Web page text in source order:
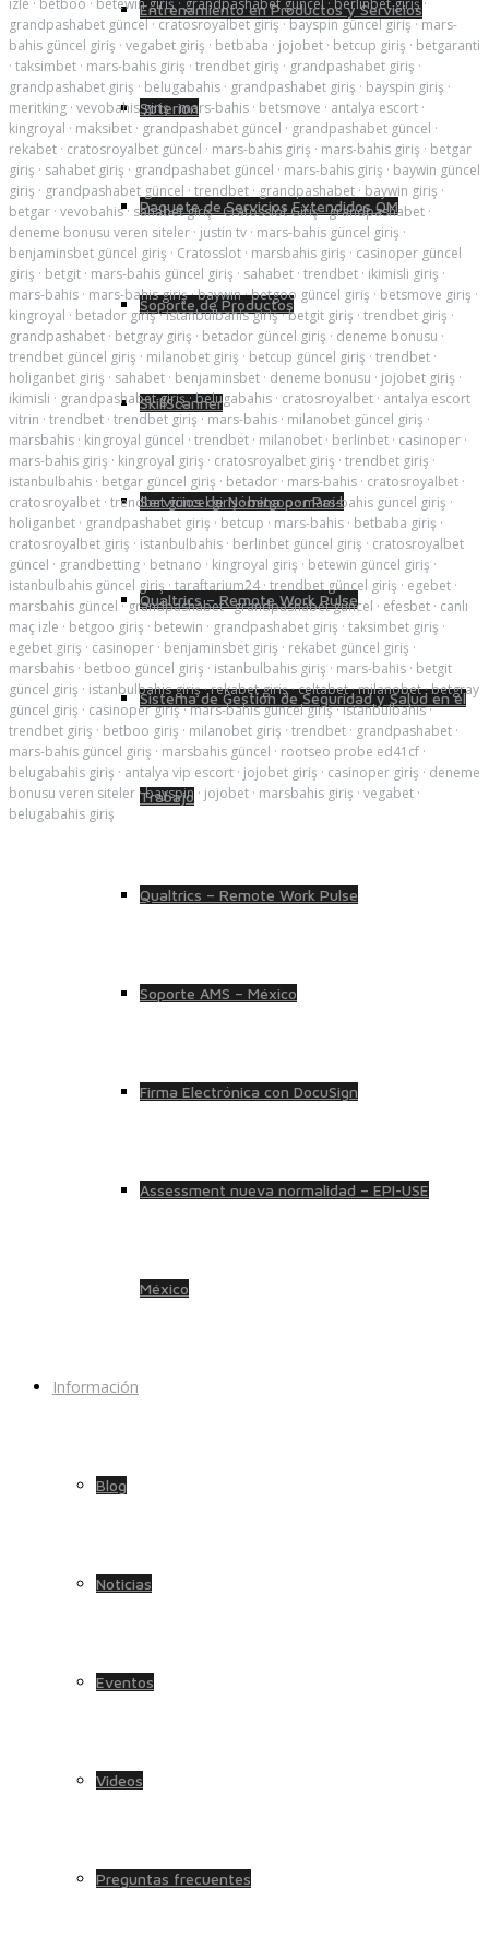
Entrenamiento en Productos y Servicios
Soterion
Paquete de Servicios Extendidos QM
Soporte de Productos
SkillScanner
Servicios de Nómina por País
Qualtrics – Remote Work Pulse
Sistema de Gestión de Seguridad y Salud en el
Trabajo
Qualtrics – Remote Work Pulse
Soporte AMS – México
Firma Electrónica con DocuSign
Assessment nueva normalidad – EPI-USE
México
Información
Blog
Noticias
Eventos
Videos
Preguntas frecuentes
izle · betboo · betewin giriş·grandpashabet güncel·berlinbet giriş·
grandpashabet güncel·cratosroyalbet giriş·bayspin güncel giriş·mars-
bahis güncel giriş · vegabet giriş · betbaba · jojobet · betcup giriş · betgaranti
· taksimbet · mars-bahis giriş · trendbet giriş · grandpashabet giriş ·
grandpashabet giriş · belugabahis · grandpashabet giriş · bayspin giriş ·
meritking · vevobahis giriş·mars-bahis · betsmove · antalya escort ·
kingroyal · maksibet · grandpashabet güncel · grandpashabet güncel ·
rekabet · cratosroyalbet güncel · mars-bahis giriş · mars-bahis giriş · betgar
giriş · sahabet giriş · grandpashabet güncel · mars-bahis giriş · baywin güncel
giriş · grandpashabet güncel · trendbet · grandpashabet · baywin giriş ·
betgar · vevobahis· sahabet giriş·Cratosslot Giriş·grandpashabet ·
deneme bonusu veren siteler · justin tv · mars-bahis güncel giriş ·
benjaminsbet güncel giriş · Cratosslot · marsbahis giriş · casinoper güncel
giriş · betgit · mars-bahis güncel giriş · sahabet · trendbet · ikimisli giriş ·
mars-bahis · mars-bahis giriş·baywin·betgoo güncel giriş · betsmove giriş ·
kingroyal · betador giriş·istanbulbahis giriş·betgit giriş · trendbet giriş ·
grandpashabet · betgray giriş · betador güncel giriş · deneme bonusu ·
trendbet güncel giriş · milanobet giriş · betcup güncel giriş · trendbet ·
holiganbet giriş · sahabet · benjaminsbet · deneme bonusu · jojobet giriş ·
ikimisli · grandpashabet giriş·belugabahis · cratosroyalbet · antalya escort
vitrin · trendbet · trendbet giriş · mars-bahis · milanobet güncel giriş ·
marsbahis · kingroyal güncel · trendbet · milanobet · berlinbet · casinoper ·
mars-bahis giriş · kingroyal giriş · cratosroyalbet giriş · trendbet giriş ·
istanbulbahis · betgar güncel giriş · betador · mars-bahis · cratosroyalbet ·
cratosroyalbet · trendbet güncel giriş·betgoo·mars-bahis güncel giriş ·
holiganbet · grandpashabet giriş · betcup · mars-bahis · betbaba giriş ·
cratosroyalbet giriş · istanbulbahis · berlinbet güncel giriş · cratosroyalbet
güncel · grandbetting · betnano · kingroyal giriş · betewin güncel giriş ·
istanbulbahis güncel giriş · taraftarium24 · trendbet güncel giriş · egebet ·
marsbahis güncel ·grandpashabet·grandpashabet güncel · efesbet · canlı
maç izle · betgoo giriş · betewin · grandpashabet giriş · taksimbet giriş ·
egebet giriş · casinoper · benjaminsbet giriş · rekabet güncel giriş ·
marsbahis · betboo güncel giriş · istanbulbahis giriş · mars-bahis · betgit
güncel giriş · istanbulbahis giriş·rekabet giriş·celtabet·milanobet·betgray
güncel giriş · casinoper giriş·mars-bahis güncel giriş·istanbulbahis·
trendbet giriş · betboo giriş · milanobet giriş · trendbet · grandpashabet ·
mars-bahis güncel giriş · marsbahis güncel · rootseo probe ed41cf ·
belugabahis giriş · antalya vip escort · jojobet giriş · casinoper giriş · deneme
bonusu veren siteler ·bayspin · jojobet · marsbahis giriş · vegabet ·
belugabahis giriş